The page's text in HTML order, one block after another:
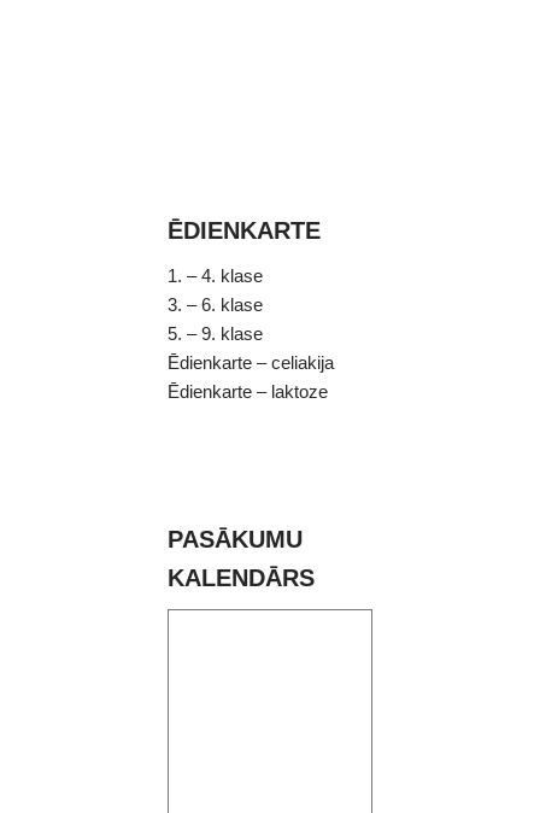
ĒDIENKARTE
1. – 4. klase
3. – 6. klase
5. – 9. klase
Ēdienkarte – celiakija
Ēdienkarte – laktoze
PASĀKUMU
KALENDĀRS